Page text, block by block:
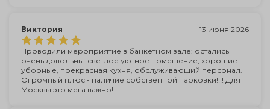
Виктория 13 июня 2026
Проводили мероприятие в банкетном зале: остались
очень довольны: светлое уютное помещение, хорошие
уборные, прекрасная кухня, обслуживающий персонал.
Огромный плюс - наличие собственной парковки!!!! Для
Москвы это мега важно!